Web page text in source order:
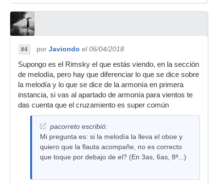
#4 por Javiondo el 06/04/2018
Supongo es el Rimsky el que estás viendo, en la sección
de melodía, pero hay que diferenciar lo que se dice sobre
la melodía y lo que se dice de la armonía en primera
instancia, si vas al apartado de armonía para vientos te
das cuenta que el cruzamiento es super común
pacorreto escribió:
Mi pregunta es: si la melodía la lleva el oboe y
quiero que la flauta acompañe, no es correcto
que toque por debajo de el? (En 3as, 6as, 8ª...)